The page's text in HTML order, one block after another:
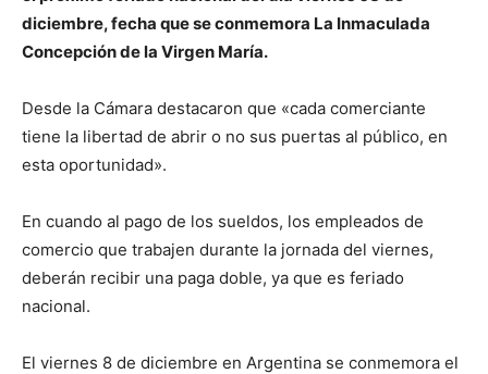
diciembre, fecha que se conmemora La Inmaculada
Concepción de la Virgen María.
Desde la Cámara destacaron que «cada comerciante
tiene la libertad de abrir o no sus puertas al público, en
esta oportunidad».
En cuando al pago de los sueldos, los empleados de
comercio que trabajen durante la jornada del viernes,
deberán recibir una paga doble, ya que es feriado
nacional.
El viernes 8 de diciembre en Argentina se conmemora el